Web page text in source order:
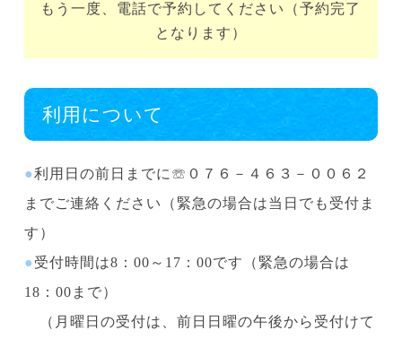
もう一度、電話で予約してください（予約完了
となります）
利用について
●利用日の前日までに☏０７６－４６３－００６２
までご連絡ください（緊急の場合は当日でも受付ま
す）
●受付時間は8：00～17：00です（緊急の場合は
18：00まで）
（月曜日の受付は、前日日曜の午後から受付けて